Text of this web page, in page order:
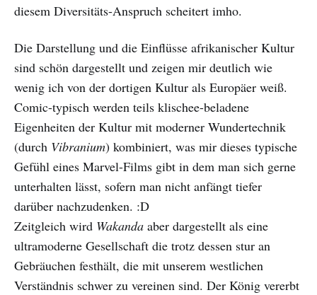
diesem Diversitäts-Anspruch scheitert imho.
Die Darstellung und die Einflüsse afrikanischer Kultur
sind schön dargestellt und zeigen mir deutlich wie
wenig ich von der dortigen Kultur als Europäer weiß.
Comic-typisch werden teils klischee-beladene
Eigenheiten der Kultur mit moderner Wundertechnik
(durch Vibranium) kombiniert, was mir dieses typische
Gefühl eines Marvel-Films gibt in dem man sich gerne
unterhalten lässt, sofern man nicht anfängt tiefer
darüber nachzudenken. :D
Zeitgleich wird Wakanda aber dargestellt als eine
ultramoderne Gesellschaft die trotz dessen stur an
Gebräuchen festhält, die mit unserem westlichen
Verständnis schwer zu vereinen sind. Der König vererbt